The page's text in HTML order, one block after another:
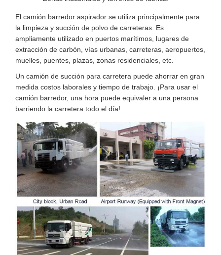
El camión barredor aspirador se utiliza principalmente para
la limpieza y succión de polvo de carreteras. Es
ampliamente utilizado en puertos marítimos, lugares de
extracción de carbón, vías urbanas, carreteras, aeropuertos,
muelles, puentes, plazas, zonas residenciales, etc.
Un camión de succión para carretera puede ahorrar en gran
medida costos laborales y tiempo de trabajo. ¡Para usar el
camión barredor, una hora puede equivaler a una persona
barriendo la carretera todo el día!